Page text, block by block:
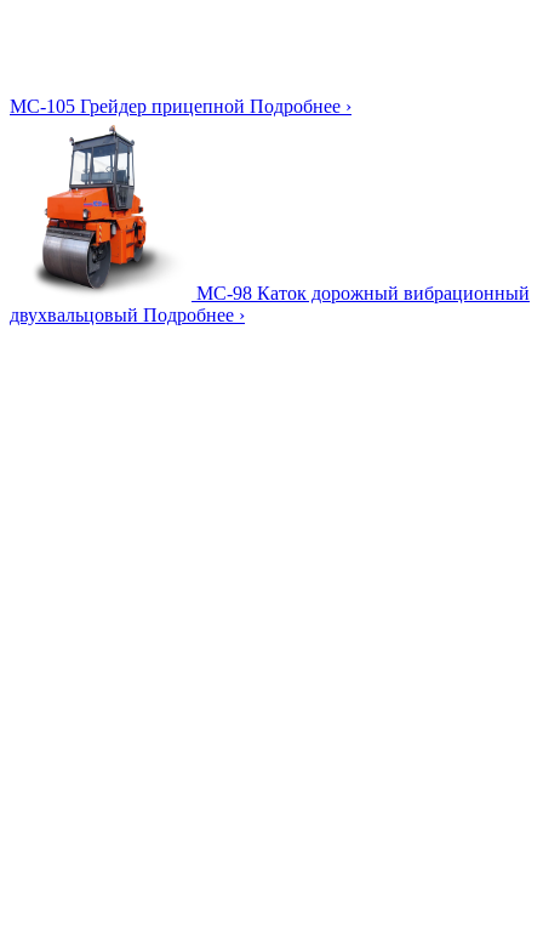
МС-105 Грейдер прицепной Подробнее ›
МС-98 Каток дорожный вибрационный
двухвальцовый Подробнее ›